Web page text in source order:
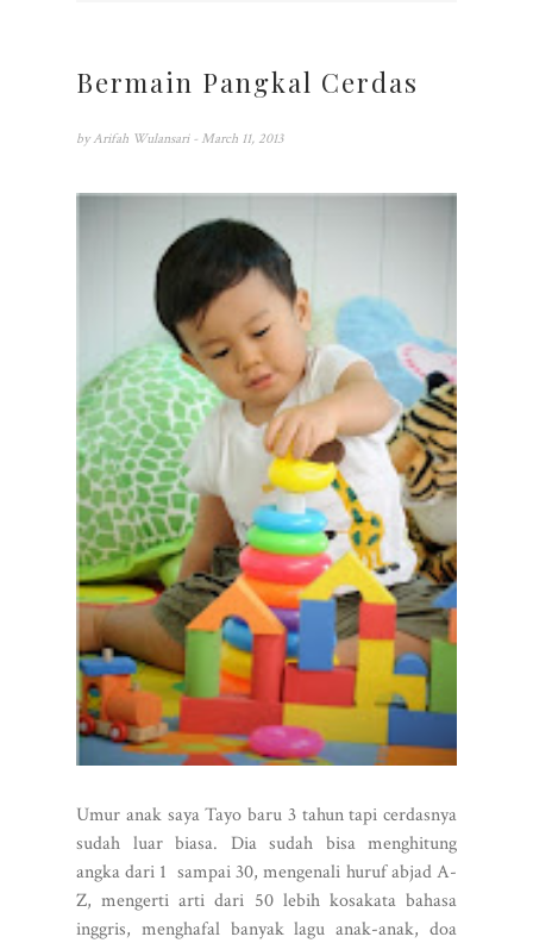
Bermain Pangkal Cerdas
by Arifah Wulansari - March 11, 2013
Umur anak saya Tayo baru 3 tahun tapi cerdasnya
sudah luar biasa. Dia sudah bisa menghitung
angka dari 1 sampai 30, mengenali huruf abjad A-
Z, mengerti arti dari 50 lebih kosakata bahasa
inggris, menghafal banyak lagu anak-anak, doa